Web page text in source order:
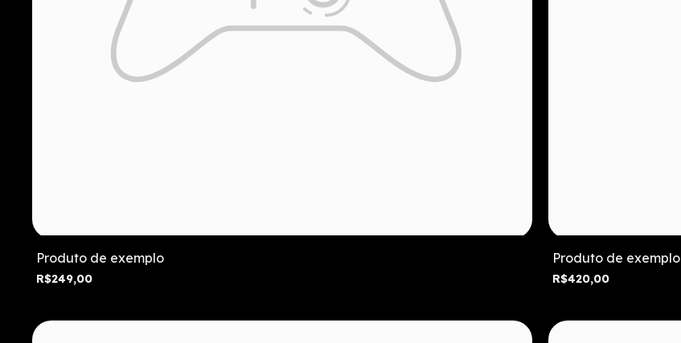
Produto de exemplo
R$249,00
Produto de exemplo
R$420,00